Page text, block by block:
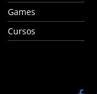
Games
Cursos